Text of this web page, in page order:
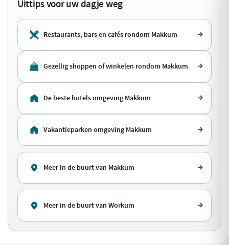
Uittips voor uw dagje weg
Restaurants, bars en cafés rondom Makkum
Gezellig shoppen of winkelen rondom Makkum
De beste hotels omgeving Makkum
Vakantieparken omgeving Makkum
Meer in de buurt van Makkum
Meer in de buurt van Workum